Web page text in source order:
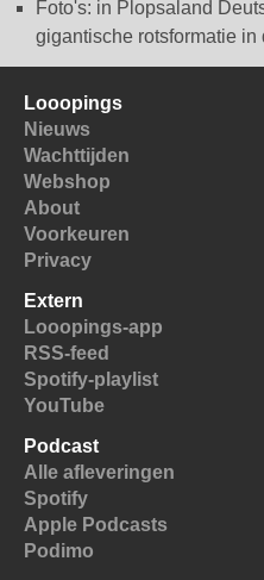
Foto's: in Plopsaland
gigantische rotsformatie in
Looopings
Nieuws
Wachttijden
Webshop
About
Voorkeuren
Privacy
Extern
Looopings-app
RSS-feed
Spotify-playlist
YouTube
Podcast
Alle afleveringen
Spotify
Apple Podcasts
Podimo